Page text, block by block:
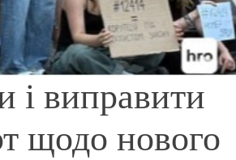
і виправити
щодо нового